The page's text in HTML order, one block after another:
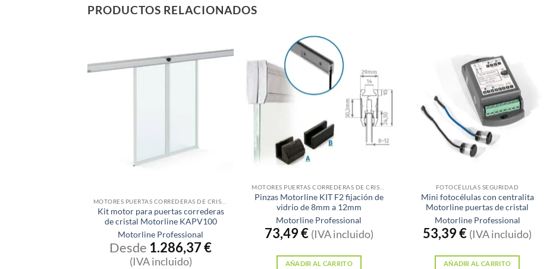
PRODUCTOS RELACIONADOS
Kit motor para puertas correderas
de cristal Motorline KAPV100
Motorline Professional
Desde 1.286,37€
(IVA incluido)
Pinzas Motorline KIT F2 fijación de
vidrio de 8mm a 12mm
Motorline Professional
73,49€ (IVA incluido)
AÑADIR AL CARRITO
FOTOCÉLULAS SEGURIDAD
Mini fotocélulas con centralita
Motorline puertas de cristal
Motorline Professional
53,39€ (IVA incluido)
AÑADIR AL CARRITO